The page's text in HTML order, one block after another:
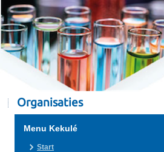
Organisaties
Menu Kekulé
Start